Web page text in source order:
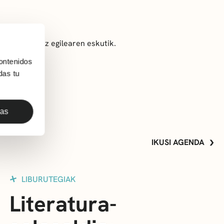
tu
Estébanez egilearen eskutik.
IKUSI AGENDA
LIBURUTEGIAK
Literatura-